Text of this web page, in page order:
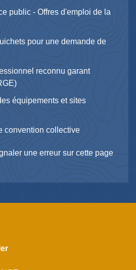
public - Offres d'emploi de la
pour une demande de
reconnu garant
équipements et sites
convention collective
une erreur sur cette page